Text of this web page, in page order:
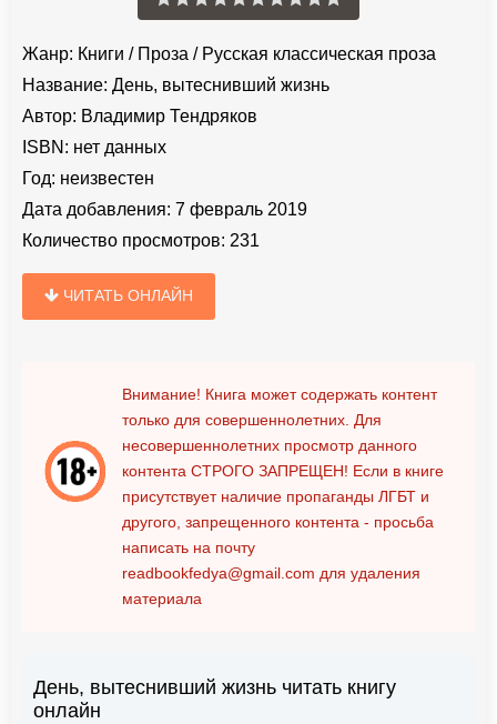
Жанр: Книги / Проза / Русская классическая проза
Название: День, вытеснивший жизнь
Автор: Владимир Тендряков
ISBN: нет данных
Год: неизвестен
Дата добавления: 7 февраль 2019
Количество просмотров: 231
ЧИТАТЬ ОНЛАЙН
Внимание! Книга может содержать контент
только для совершеннолетних. Для
несовершеннолетних просмотр данного
контента СТРОГО ЗАПРЕЩЕН! Если в книге
присутствует наличие пропаганды ЛГБТ и
другого, запрещенного контента - просьба
написать на почту
readbookfedya@gmail.com для удаления
материала
День, вытеснивший жизнь читать книгу
онлайн